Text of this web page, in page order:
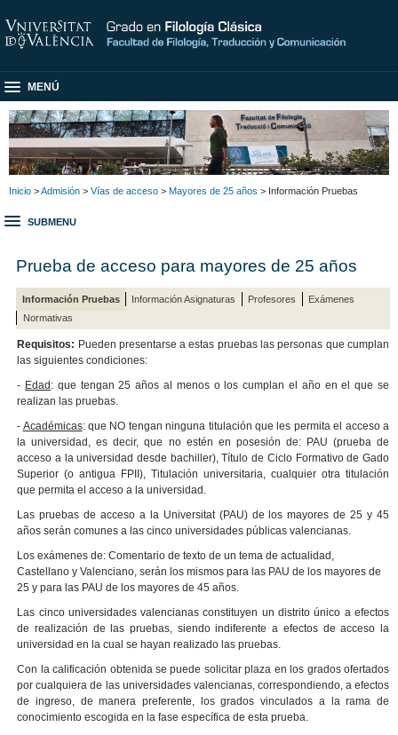
MENÚ
Inicio >Admisión > Vías de acceso > Mayores de 25 años > Información Pruebas
SUBMENU
Prueba de acceso para mayores de 25 años
Información Pruebas Información Asignaturas Profesores
Exámenes
Normativas
Requisitos: Pueden presentarse a estas pruebas las personas que cumplan
las siguientes condiciones:
- Edad : que tengan 25 años al menos o los cumplan el año en el que se
realizan las pruebas.
- Académicas: que NO tengan ninguna titulación que les permita el acceso a
la universidad, es decir, que no estén en posesión de: PAU (prueba de
acceso a la universidad desde bachiller), Título de Ciclo Formativo de Gado
Superior (o antigua FPII), Titulación universitaria, cualquier otra titulación
que permita el acceso a la universidad.
Las pruebas de acceso a la Universitat (PAU) de los mayores de 25 y 45
años serán comunes a las cinco universidades públicas valencianas.
Los exámenes de: Comentario de texto de un tema de actualidad,
Castellano y Valenciano, serán los mismos para las PAU de los mayores de
25 y para las PAU de los mayores de 45 años.
Las cinco universidades valencianas constituyen un distrito único a efectos
de realización de las pruebas, siendo indiferente a efectos de acceso la
universidad en la cual se hayan realizado las pruebas.
Con la calificación obtenida se puede solicitar plaza en los grados ofertados
por cualquiera de las universidades valencianas, correspondiendo, a efectos
de ingreso, de manera preferente, los grados vinculados a la rama de
conocimiento escogida en la fase específica de esta prueba.